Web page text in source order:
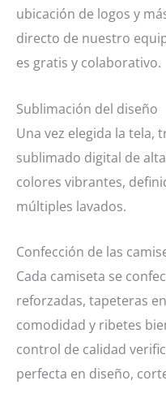
ubicación de logos y
directo de nuestro
es gratis y colaborativo.
Sublimación del diseño
Una vez elegida la tela,
sublimado digital de
colores vibrantes,
múltiples lavados.
Confección de las
Cada camiseta se
reforzadas, tapeteras
comodidad y ribetes
control de calidad
perfecta en diseño,